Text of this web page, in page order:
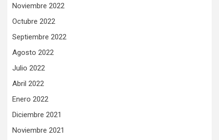
Noviembre 2022
Octubre 2022
Septiembre 2022
Agosto 2022
Julio 2022
Abril 2022
Enero 2022
Diciembre 2021
Noviembre 2021